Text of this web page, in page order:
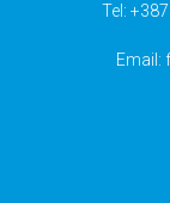
Tel:
Email: